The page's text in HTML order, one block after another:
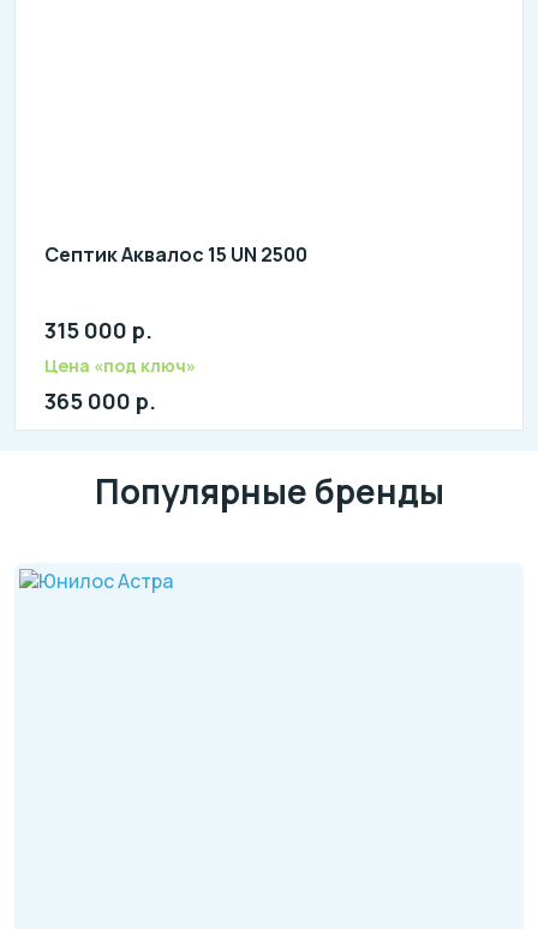
Септик Аквалос 15 UN 2500
литров в сутки: 3000
л: 1025
315 000 р.
Цена «под ключ»
365 000 р.
Популярные бренды